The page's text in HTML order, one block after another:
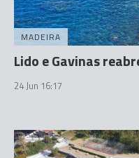
MADEIRA
Lido e Gavinas
24 Jun 16:17